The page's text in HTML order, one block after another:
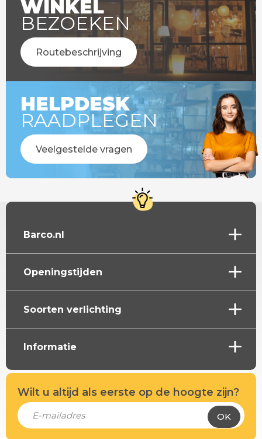
WINKEL
BEZOEKEN
Routebeschrijving
HELPDESK
RAADPLEGEN
Veelgestelde vragen
Barco.nl
Openingstijden
Soorten verlichting
Informatie
Wilt u altijd als eerste op de hoogte zijn?
OK